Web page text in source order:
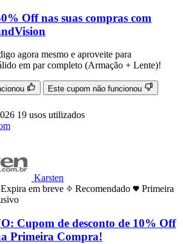
Off nas suas compras com
agora mesmo e aproveite para
em par completo (Armação + Lente)!
Este cupom não funcionou
19 usos utilizados
Karsten
Expira em breve Recomendado
Primeira
Cupom de desconto de 10% Off
Primeira Compra!